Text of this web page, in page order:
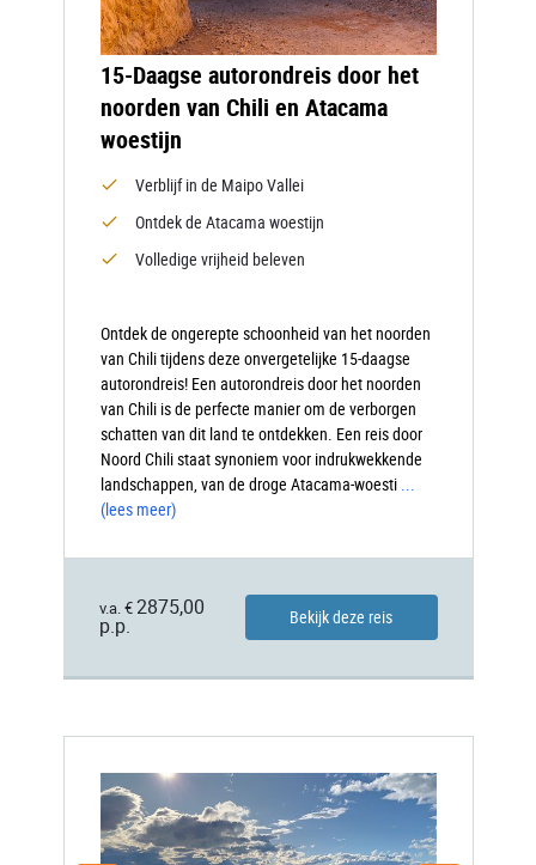
15-Daagse autorondreis door het
noorden van Chili en Atacama
woestijn
Verblijf in de Maipo Vallei
Ontdek de Atacama woestijn
Volledige vrijheid beleven
Ontdek de ongerepte schoonheid van het noorden
van Chili tijdens deze onvergetelijke 15-daagse
autorondreis! Een autorondreis door het noorden
van Chili is de perfecte manier om de verborgen
schatten van dit land te ontdekken. Een reis door
Noord Chili staat synoniem voor indrukwekkende
landschappen, van de droge Atacama-woesti ...
(lees meer)
v.a. € 2875,00
p.p.
Bekijk deze reis